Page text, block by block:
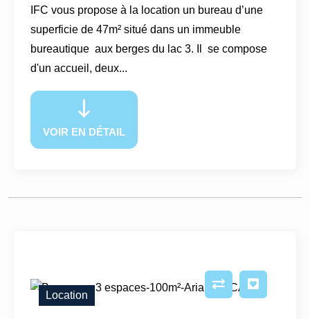
IFC vous propose à la location un bureau d’une
superficie de 47m² situé dans un immeuble
bureautique aux berges du lac 3. Il se compose
d'un accueil, deux...
VOIR EN DÉTAIL
Location